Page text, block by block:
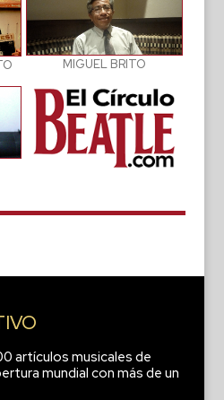
MIGUEL BRITO
artículos musicales de
mundial con más de un